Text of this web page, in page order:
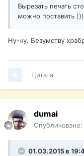
Вырезать печать
можно поставить
Ну-ну. Безумству
Цитата
dumai
Опубликовано:
01.03.2015 в